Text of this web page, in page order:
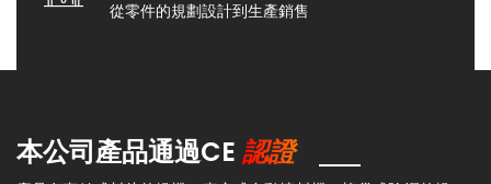
從零件的規劃設計到生產銷售
本公司產品通過CE 認證